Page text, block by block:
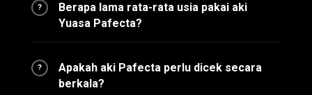
?
Berapa lama rata-rata usia pakai aki
Yuasa Pafecta?
?
Apakah aki Pafecta perlu dicek secara
berkala?